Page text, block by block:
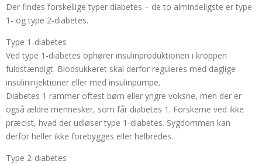
Der findes forskellige typer diabetes – de to almindeligste er type
1- og type 2-diabetes.
Type 1-diabetes
Ved type 1-diabetes ophører insulinproduktionen i kroppen
fuldstændigt. Blodsukkeret skal derfor reguleres med daglige
insulininjektioner eller med insulinpumpe.
Diabetes 1 rammer oftest børn eller yngre voksne, men der er
også ældre mennesker, som får diabetes 1. Forskerne ved ikke
præcist, hvad der udløser type 1-diabetes. Sygdommen kan
derfor heller ikke forebygges eller helbredes.
Type 2-diabetes